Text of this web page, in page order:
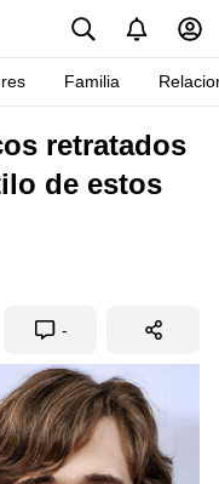
Familia
retratados
de estos
-